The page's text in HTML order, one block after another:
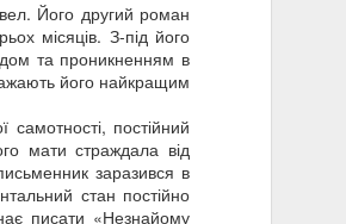
Його другий роман
місяців. З-під його
та проникненням в
його найкращим
постійний
мати страждала від
заразився в
стан постійно
писати «Незнайому